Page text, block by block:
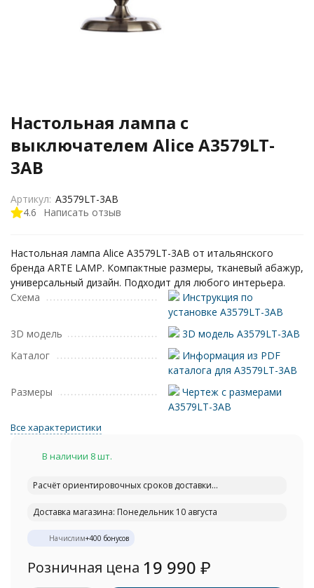
Настольная лампа с
выключателем Alice A3579LT-
3AB
4.6 Написать отзыв
Артикул: A3579LT-3AB
Настольная лампа Alice A3579LT-3AB от итальянского
бренда ARTE LAMP. Компактные размеры, тканевый абажур,
универсальный дизайн. Подходит для любого интерьера.
Схема
Инструкция по
установке A3579LT-3AB
3D модель
3D модель A3579LT-3AB
Каталог
Информация из PDF
каталога для A3579LT-3AB
Размеры
Чертеж с размерами
A3579LT-3AB
Все характеристики
В наличии 8 шт.
Расчёт ориентировочных сроков доставки...
Доставка магазина: Понедельник 10 августа
Начислим+400 бонусов
Розничная цена 19 990 ₽